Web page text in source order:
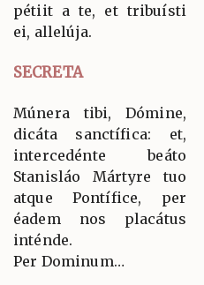
pétiit a te, et tribuísti
ei, allelúja.
SECRETA
Múnera tibi, Dómine,
dicáta sanctífica: et,
intercedénte beáto
Stanisláo Mártyre tuo
atque Pontífice, per
éadem nos placátus
inténde.
Per Dominum…